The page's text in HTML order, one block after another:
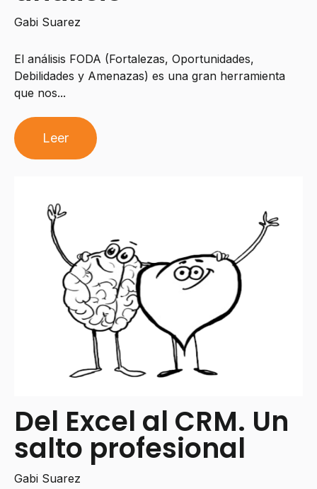
Gabi Suarez
El análisis FODA (Fortalezas, Oportunidades,
Debilidades y Amenazas) es una gran herramienta
que nos...
Leer
Del Excel al CRM. Un
salto profesional
Gabi Suarez